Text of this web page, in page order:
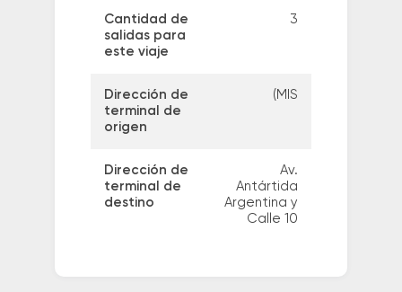
Cantidad de
salidas para
este viaje
3
Dirección de
terminal de
origen
(MIS
Dirección de
terminal de
destino
Av.
Antártida
Argentina y
Calle 10